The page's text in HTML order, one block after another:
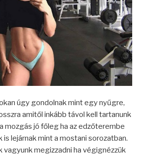
úgy gondolnak mint egy nyűgre,
amitől inkább távol kell tartanunk
mozgás jó főleg ha az edzőterembe
is lejárnak mint a mostani sorozatban.
vagyunk megizzadni ha végignézzük